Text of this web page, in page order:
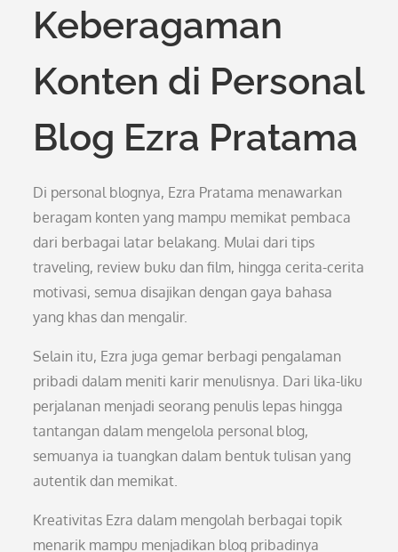
Keberagaman
Konten di Personal
Blog Ezra Pratama
Di personal blognya, Ezra Pratama menawarkan
beragam konten yang mampu memikat pembaca
dari berbagai latar belakang. Mulai dari tips
traveling, review buku dan film, hingga cerita-cerita
motivasi, semua disajikan dengan gaya bahasa
yang khas dan mengalir.
Selain itu, Ezra juga gemar berbagi pengalaman
pribadi dalam meniti karir menulisnya. Dari lika-liku
perjalanan menjadi seorang penulis lepas hingga
tantangan dalam mengelola personal blog,
semuanya ia tuangkan dalam bentuk tulisan yang
autentik dan memikat.
Kreativitas Ezra dalam mengolah berbagai topik
menarik mampu menjadikan blog pribadinya